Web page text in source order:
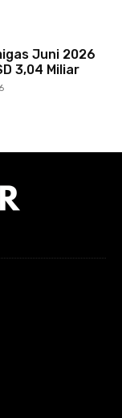
Juni 2026
3,04 Miliar